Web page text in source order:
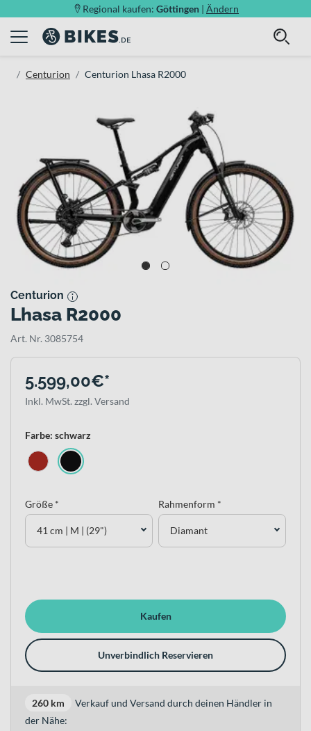
Regional kaufen: Göttingen | Ändern
Centurion Centurion Lhasa R2000
Centurion
Lhasa R2000
Art. Nr. 3085754
5.599,00€*
Inkl. MwSt. zzgl. Versand
Farbe: schwarz
Größe *
41 cm | M | (29")
Rahmenform *
Diamant
Kaufen
Unverbindlich Reservieren
260 km
Verkauf und Versand durch deinen Händler in
der Nähe: